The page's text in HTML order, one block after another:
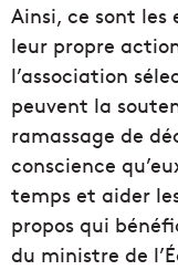
Ainsi, ce sont
leur propre
l’association
peuvent la
ramassage de
conscience
temps et aider
propos qui
du ministre de